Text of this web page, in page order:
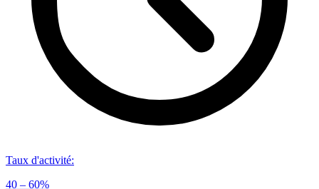
Taux d'activité:
40 – 60%